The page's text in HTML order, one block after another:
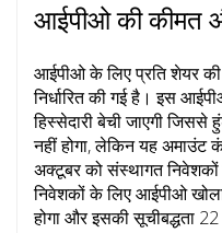
आईपीओ की कीमत
आईपीओ के लिए प्रति शेयर
निर्धारित की गई है। इस
हिस्सेदारी बेची जाएगी जिससे
नहीं होगा, लेकिन यह
अक्टूबर को संस्थागत
निवेशकों के लिए आईपीओ
होगा और इसकी सूचीबद्धता